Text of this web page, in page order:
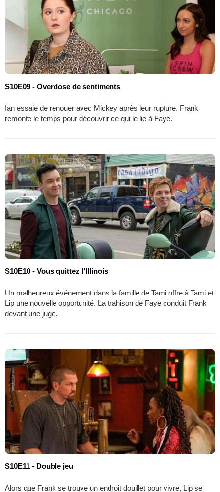
S10E09 - Overdose de sentiments
Ian essaie de renouer avec Mickey après leur rupture. Frank
remonte le temps pour découvrir ce qui le lie à Faye.
S10E10 - Vous quittez l’Illinois
Un malheureux événement dans la famille de Tami offre à Tami et
Lip une nouvelle opportunité. La trahison de Faye conduit Frank
devant une juge.
S10E11 - Double jeu
Alors que Frank se trouve un endroit douillet pour vivre, Lip se